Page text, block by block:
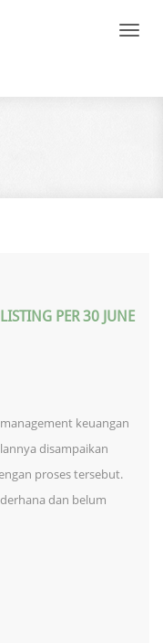
Toggle
PER 30 JUNE
keuangan
disampaikan
proses tersebut.
dan belum